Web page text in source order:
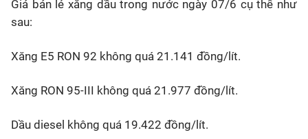
Giá bán lẻ xăng dầu trong nước ngày 07/6 cụ thể như
sau:
Xăng E5 RON 92 không quá 21.141 đồng/lít.
Xăng RON 95-III không quá 21.977 đồng/lít.
Dầu diesel không quá 19.422 đồng/lít.